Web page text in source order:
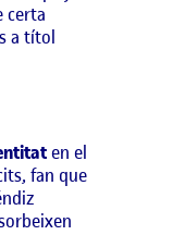
certa
a títol
en el
fan que